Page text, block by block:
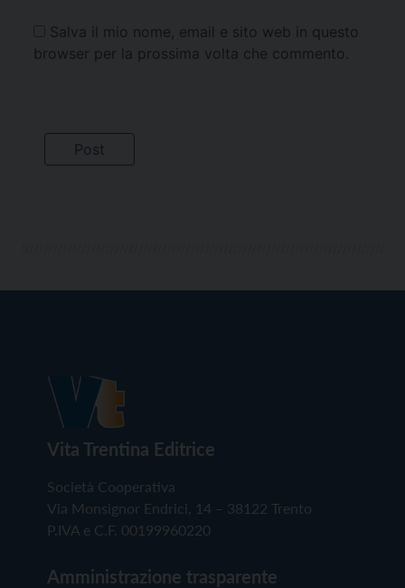
Salva il mio nome, email e sito web in questo
browser per la prossima volta che commento.
Vita Trentina Editrice
Società Cooperativa
Via Monsignor Endrici, 14 – 38122 Trento
P.IVA e C.F. 00199960220
Amministrazione trasparente